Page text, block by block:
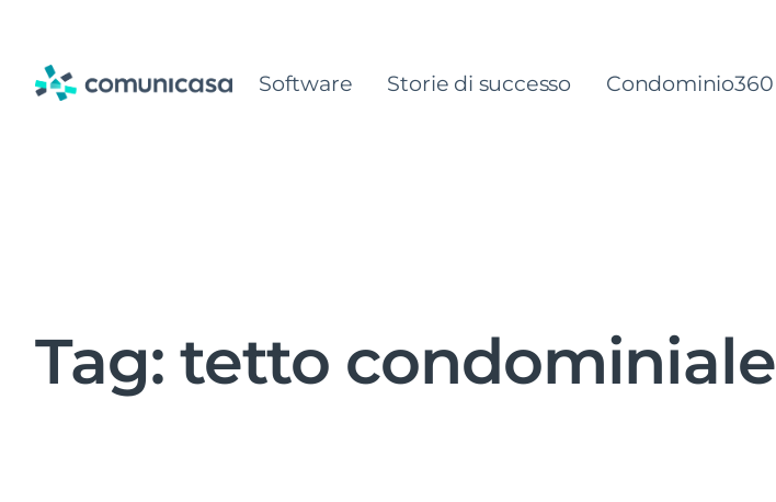
content
Software Storie di successo Condominio360
Tag:tetto condominiale